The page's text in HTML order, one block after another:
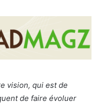
vision, qui est de
de faire évoluer